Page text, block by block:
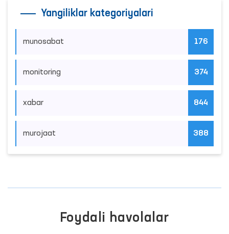
Yangiliklar kategoriyalari
munosabat 176
monitoring 374
xabar 844
murojaat 388
Foydali havolalar